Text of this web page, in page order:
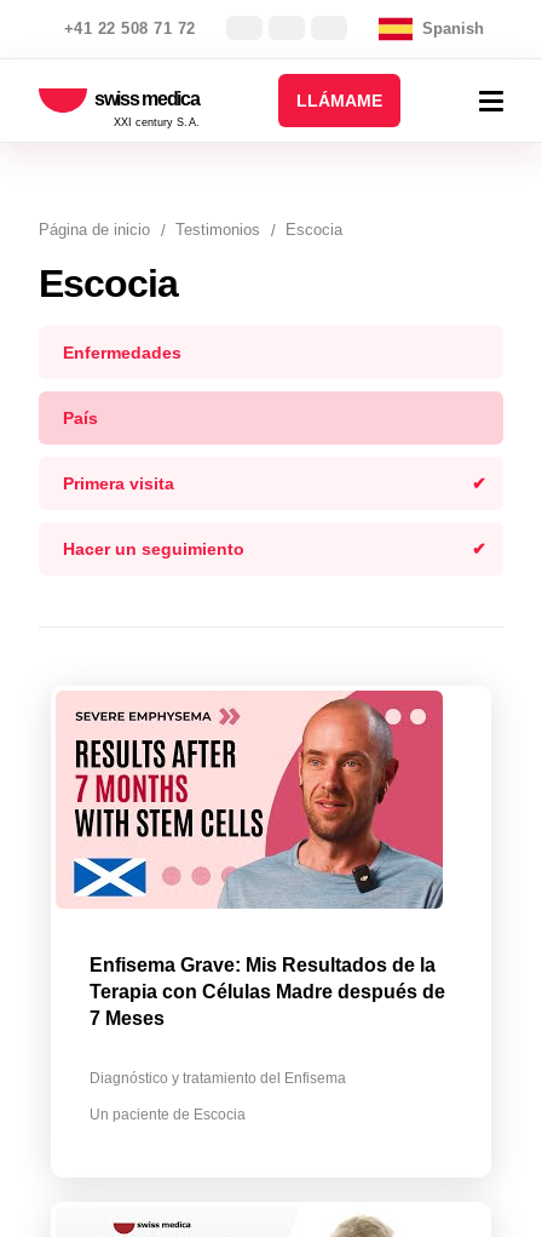
+41 22 508 71 72 Spanish
swiss medica
XXI century S.A.
LLÁMAME
Página de inicio Testimonios Escocia
Escocia
Enfermedades
País
Primera visita
Hacer un seguimiento
Enfisema Grave: Mis Resultados de la
Terapia con Células Madre después de
7 Meses
Diagnóstico y tratamiento del Enfisema
Un paciente de Escocia